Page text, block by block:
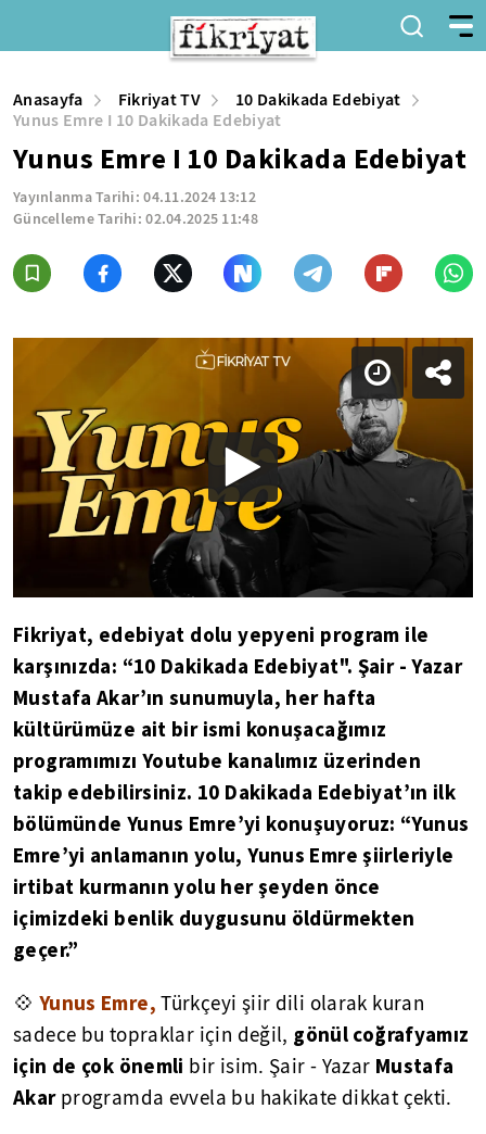
Anasayfa Fikriyat TV
10 Dakikada Edebiyat
Yunus Emre I 10 Dakikada Edebiyat
Yunus Emre I 10 Dakikada Edebiyat
Yayınlanma Tarihi:04.11.2024 13:12
Güncelleme Tarihi:02.04.2025 11:48
Fikriyat, edebiyat dolu yepyeni program ile
karşınızda: “10 Dakikada Edebiyat". Şair - Yazar
Mustafa Akar’ın sunumuyla, her hafta
kültürümüze ait bir ismi konuşacağımız
programımızı Youtube kanalımız üzerinden
takip edebilirsiniz. 10 Dakikada Edebiyat’ın ilk
bölümünde Yunus Emre’yi konuşuyoruz: “Yunus
Emre’yi anlamanın yolu, Yunus Emre şiirleriyle
irtibat kurmanın yolu her şeyden önce
içimizdeki benlik duygusunu öldürmekten
geçer.”
💠 Yunus Emre, Türkçeyi şiir dili olarak kuran
sadece bu topraklar için değil, gönül coğrafyamız
için de çok önemli bir isim. Şair - Yazar Mustafa
Akarprogramda evvela bu hakikate dikkat çekti.